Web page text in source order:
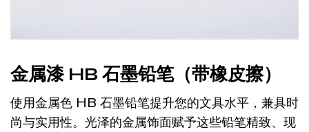
金属漆 HB 石墨铅笔（带橡皮擦）
使用金属色 HB 石墨铅笔提升您的文具水平，兼具时
尚与实用性。光泽的金属饰面赋予这些铅笔精致、现